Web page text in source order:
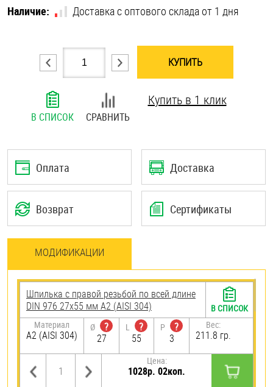
Шайбы
Шпильки
Шплинты
Штифты и пальцы
Наличие:
Доставка с оптового склада от 1 дня
КУПИТЬ
В СПИСОК СРАВНИТЬ
Купить в 1 клик
Оплата Доставка
Возврат Сертификаты
МОДИФИКАЦИИ
Шпилька с правой резьбой по всей длине
DIN 976 27х55 мм А2 (AISI 304)
Материал
А2 (AISI 304)
Ø
?
27
L
?
55
P
?
3
Вес:
211.8 гр.
Цена:
1028р. 02коп.
В СПИСОК